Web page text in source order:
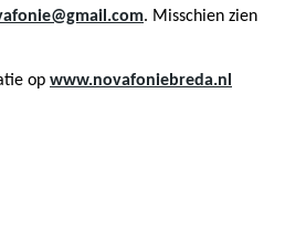
. Misschien zien
op www.novafoniebreda.nl